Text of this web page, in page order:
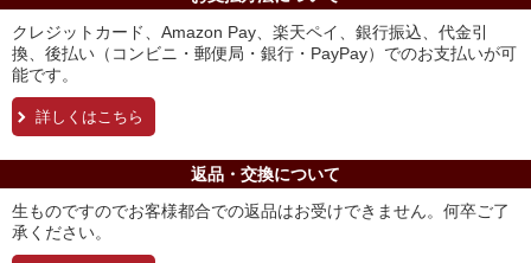
クレジットカード、Amazon Pay、楽天ペイ、銀行振込、代金引
換、後払い（コンビニ・郵便局・銀行・PayPay）でのお支払いが可
能です。
詳しくはこちら
返品・交換について
生ものですのでお客様都合での返品はお受けできません。何卒ご了
承ください。